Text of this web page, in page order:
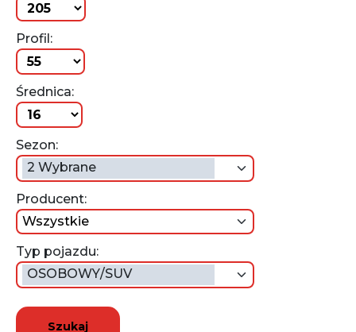
Profil:
Średnica:
Sezon:
2 Wybrane
Producent:
wszystkie
Typ pojazdu:
OSOBOWY/SUV
Szukaj